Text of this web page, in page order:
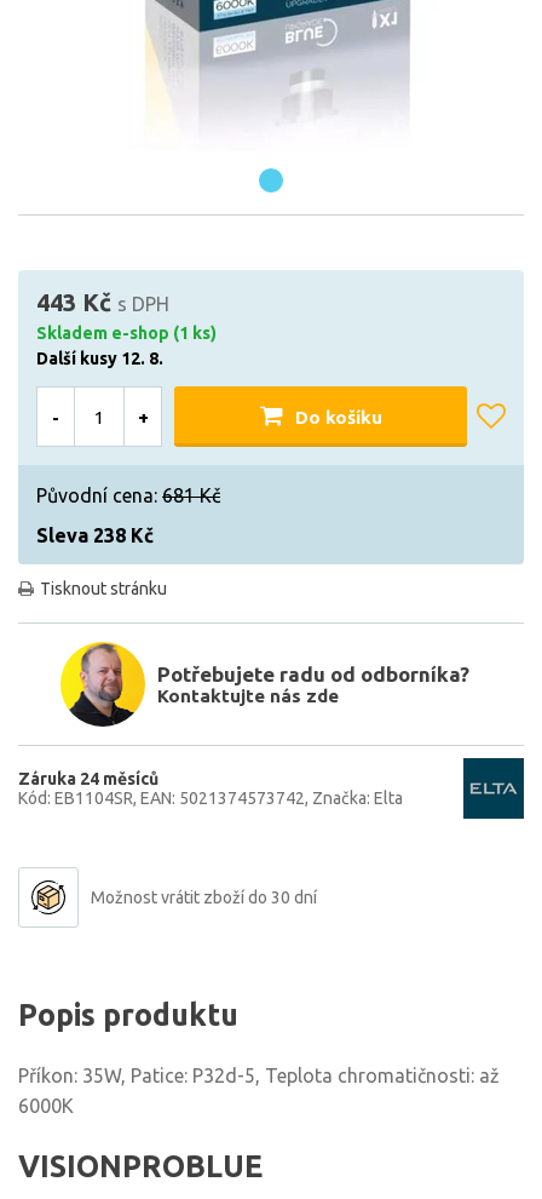
443 Kč s DPH
Skladem e-shop (1 ks)
Další kusy 12. 8.
- + Do košíku
Původní cena: 681 Kč
Sleva 238 Kč
Tisknout stránku
Potřebujete radu od odborníka?
Kontaktujte nás zde
Záruka 24 měsíců
Kód: EB1104SR EAN: 5021374573742 Značka: Elta
Možnost vrátit zboží do 30 dní
Popis produktu
Příkon: 35W, Patice: P32d-5, Teplota chromatičnosti: až
6000K
VISIONPROBLUE